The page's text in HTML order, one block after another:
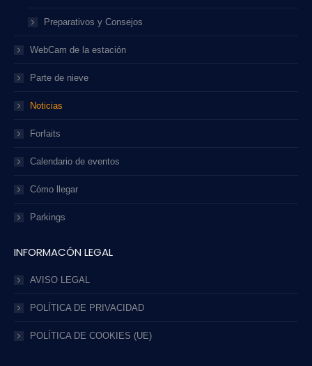
windowwindow
Preparativos y Consejos
WebCam de la estación
Parte de nieve
Noticias
Forfaits
Calendario de eventos
Cómo llegar
Parkings
INFORMACÓN LEGAL
AVISO LEGAL
POLÍTICA DE PRIVACIDAD
POLÍTICA DE COOKIES (UE)